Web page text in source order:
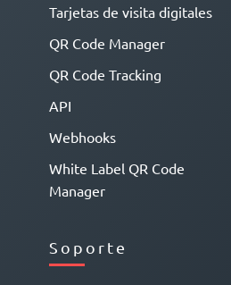
Tarjetas de visita digitales
QR Code Manager
QR Code Tracking
API
Webhooks
White Label QR Code
Manager
Soporte